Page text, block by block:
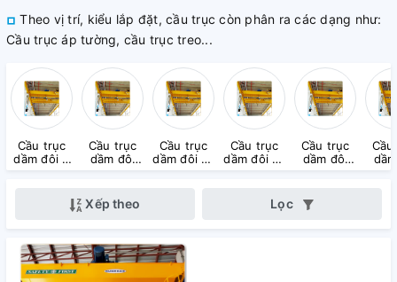
Theo vị trí, kiểu lắp đặt, cầu trục còn phân ra các dạng như:
Cầu trục áp tường, cầu trục treo...
Cầu trục
dầm đôi 5
Tấn
Cầu trục
dầm đôi
7.5 Tấn
Cầu trục
dầm đôi 10
Tấn
Cầu trục
dầm đôi 15
Tấn
Cầu trục
dầm đôi
20 Tấn
30
Xếp theo Lọc